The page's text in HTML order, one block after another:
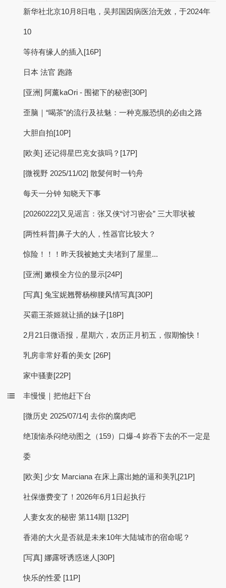
新华社北京10月8日电，吴邦国因病医治无效，于2024年
10
等待有缘人的插入[16P]
日本 法官 跑路
[亚洲] 阿薰kaOri - 围裙下的秘密[30P]
歪脑｜“喝茶”的流行及祛魅：一种克服恐惧的必由之路
大胆自拍[10P]
[欧美] 还记得星巴克女孩吗？[17P]
[微视野 2025/11/02] 散髪何时一钓舟
每天一分钟 知晓天下事
[20260222]又见谣言：张又侠“讨习密会” 三大罪状被
[两性科普]鼻子大的人，性器官比较大？
惊险！！！昨天我被她丈夫堵到了屋里...
[亚洲] 嫩模全方位的显示[24P]
[写真] 兔宝妮翘臀杨柳腰风情写真[30P]
买霸王茶姬就让插的妹子[18P]
2月21日微语报，星期六，农历正月初五，假期愉快！
乳房非常好看的美女 [26P]
家中骚妻[22P]
丰慢慢｜把他赶下台
[微历史 2025/07/14] 去你的腐肉吧
绝顶恼杀闷绝动图之（159）口爆-4 妳吞下去的不一定是
委
[欧美] 少女 Marciana 在床上露出她的逼和美乳[21P]
社保缴费变了！2026年6月1日起执行
人妻女友的秘密 第114期 [132P]
香港的大火是否就是未来10年大陆城市的宿命呢？
[写真] 娜露呀诱惑迷人[30P]
快乐的性爱 [11P]